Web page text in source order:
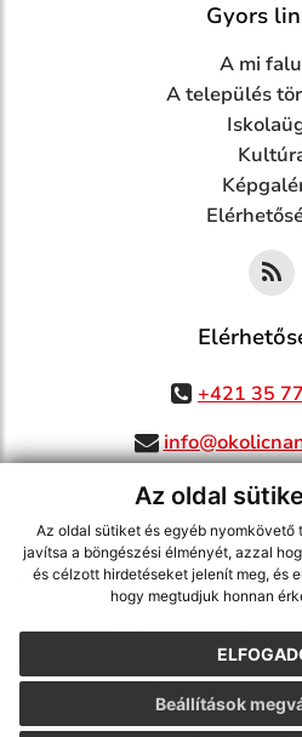
Az oldal
Az oldal sütiket és egyéb
javítsa a böngészési élményét, azzal
és célzott hirdetéseket jelenít meg, és
hogy megtudjuk honnan
Beállítások
Gyors
A mi
A település
+421 35
jusson a legfrissebb információkhoz
ECHELON 2 tartalomkezelő rendszer,
webex.digital, s.r.o.,
A legutolsó frissítés
Nyomtatás|